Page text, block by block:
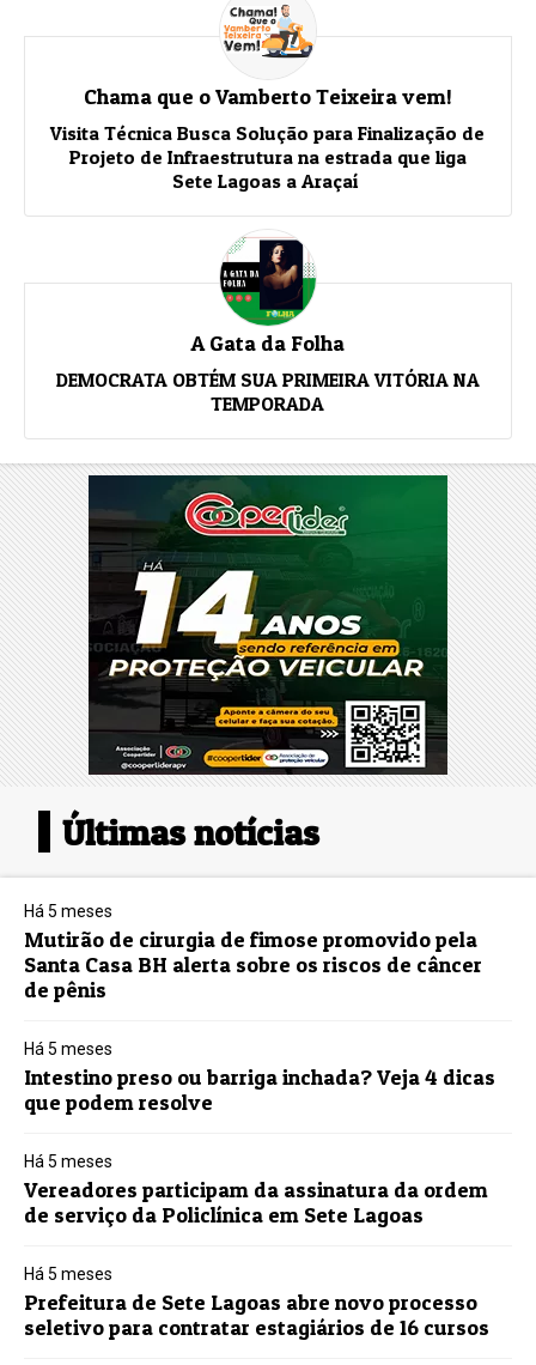
Chama que o Vamberto Teixeira vem!
Visita Técnica Busca Solução para Finalização de
Projeto de Infraestrutura na estrada que liga
Sete Lagoas a Araçaí
A Gata da Folha
DEMOCRATA OBTÉM SUA PRIMEIRA VITÓRIA NA
TEMPORADA
Últimas notícias
Há 5 meses
Mutirão de cirurgia de fimose promovido pela
Santa Casa BH alerta sobre os riscos de câncer
de pênis
Há 5 meses
Intestino preso ou barriga inchada? Veja 4 dicas
que podem resolve
Há 5 meses
Vereadores participam da assinatura da ordem
de serviço da Policlínica em Sete Lagoas
Há 5 meses
Prefeitura de Sete Lagoas abre novo processo
seletivo para contratar estagiários de 16 cursos